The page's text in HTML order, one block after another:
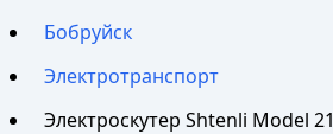
Бобруйск
Электротранспорт
Электроскутер Shtenli Model 21